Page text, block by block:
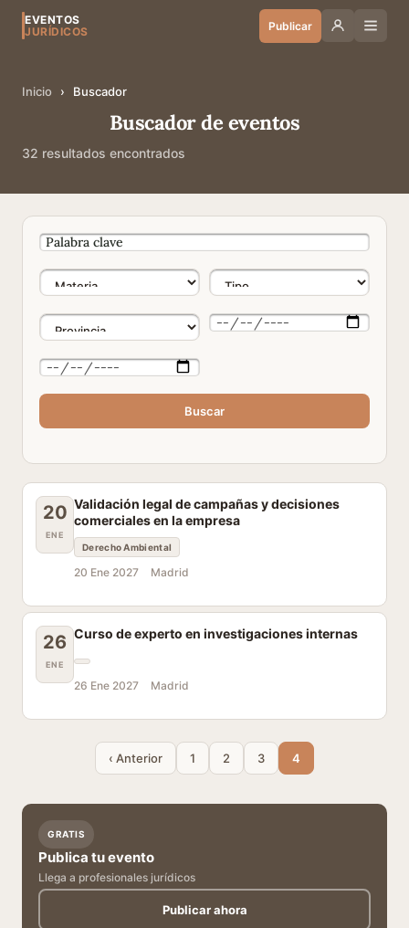
EVENTOS
JURÍDICOS
Publicar
Inicio › Buscador
Buscador de eventos
32 resultados encontrados
Buscar
20
ENE
Validación legal de campañas y decisiones
comerciales en la empresa
Derecho Ambiental
20 Ene 2027 Madrid
26
ENE
Curso de experto en investigaciones internas
26 Ene 2027 Madrid
‹ Anterior 1 2 3 4
GRATIS
Publica tu evento
Llega a profesionales jurídicos
Publicar ahora